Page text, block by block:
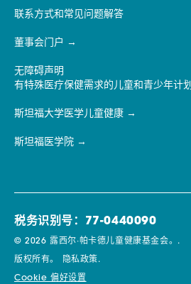
联系方式和常见问题解答
董事会门户
无障碍声明
有特殊医疗保健需求的儿童和青少年计划
斯坦福大学医学儿童健康
斯坦福医学院
税务识别号：77-0440090
© 2026 露西尔·帕卡德儿童健康基金会。.
版权所有。 隐私政策.
Cookie 偏好设置